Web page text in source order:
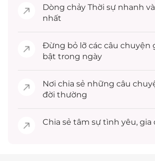
Dòng chảy Thời sự nhanh
nhất
Đừng bỏ lỡ các câu chuyện
bật trong ngày
Nơi chia sẻ những câu
đời thường
Chia sẻ tâm sự tình yêu, gia